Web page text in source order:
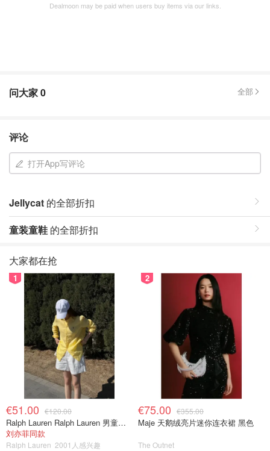
Dealmoon may be paid when users buy items via our links.
问大家0 全部
评论
打开App写评论
Jellycat 的全部折扣
童装童鞋 的全部折扣
大家都在抢
1
€51.00 €120.00
Ralph Lauren Ralph Lauren 男童亚麻衬衫
刘亦菲同款
Ralph Lauren 2001人感兴趣
2
€75.00 €355.00
Maje 天鹅绒亮片迷你连衣裙 黑色
The Outnet